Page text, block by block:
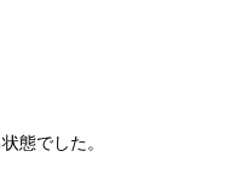
態でした。